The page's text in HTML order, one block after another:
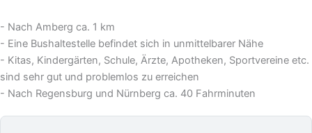
- Nach Amberg ca. 1 km
- Eine Bushaltestelle befindet sich in unmittelbarer Nähe
- Kitas, Kindergärten, Schule, Ärzte, Apotheken, Sportvereine etc.
sind sehr gut und problemlos zu erreichen
- Nach Regensburg und Nürnberg ca. 40 Fahrminuten